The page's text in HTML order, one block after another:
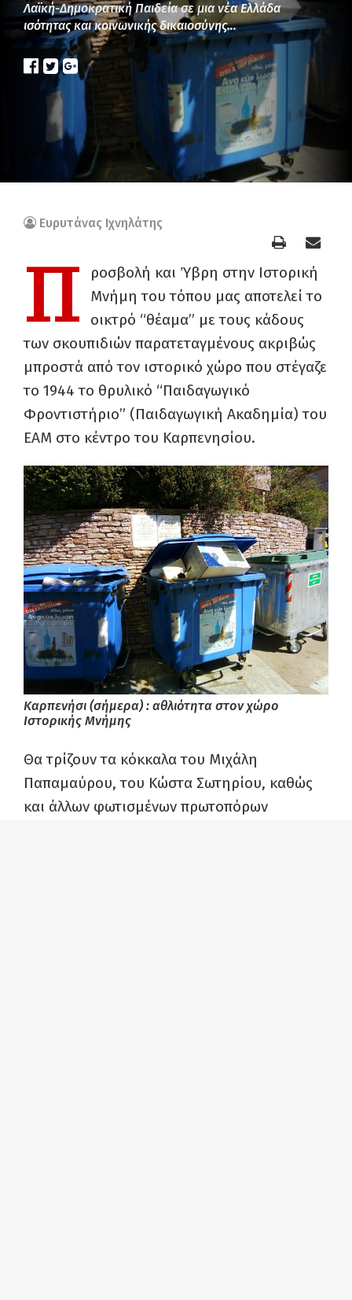
Λαϊκή-Δημοκρατική Παιδεία σε μια νέα Ελλάδα
ισότητας και κοινωνικής δικαιοσύνης…
Ευρυτάνας Ιχνηλάτης
Π
ροσβολή και Ύβρη στην Ιστορική
Μνήμη του τόπου μας αποτελεί το
οικτρό “θέαμα” με τους κάδους
των σκουπιδιών παρατεταγμένους ακριβώς
μπροστά από τον ιστορικό χώρο που στέγαζε
το 1944 το θρυλικό “Παιδαγωγικό
Φροντιστήριο” (Παιδαγωγική Ακαδημία) του
ΕΑΜ στο κέντρο του Καρπενησίου.
Καρπενήσι (σήμερα) : αθλιότητα στον χώρο
Ιστορικής Μνήμης
Θα τρίζουν τα κόκκαλα του Μιχάλη
Παπαμαύρου, του Κώστα Σωτηρίου, καθώς
και άλλων φωτισμένων πρωτοπόρων